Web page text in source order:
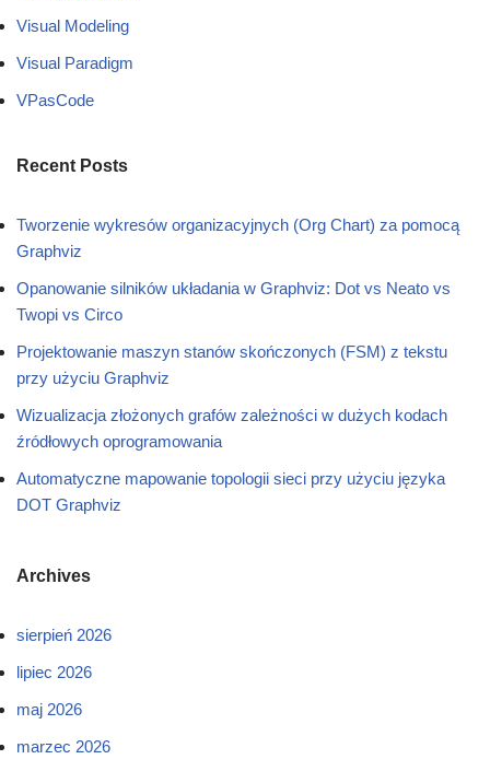
Visual Modeling
Visual Paradigm
VPasCode
Recent Posts
Tworzenie wykresów organizacyjnych (Org Chart) za pomocą
Graphviz
Opanowanie silników układania w Graphviz: Dot vs Neato vs
Twopi vs Circo
Projektowanie maszyn stanów skończonych (FSM) z tekstu
przy użyciu Graphviz
Wizualizacja złożonych grafów zależności w dużych kodach
źródłowych oprogramowania
Automatyczne mapowanie topologii sieci przy użyciu języka
DOT Graphviz
Archives
sierpień 2026
lipiec 2026
maj 2026
marzec 2026